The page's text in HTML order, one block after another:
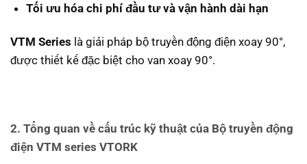
Tối ưu hóa chi phí đầu tư và vận hành dài hạn
VTM Series là giải pháp bộ truyền động điện xoay 90°,
được thiết kế đặc biệt cho van xoay 90°.
2. Tổng quan về cấu trúc kỹ thuật của Bộ truyền động
điện VTM series VTORK